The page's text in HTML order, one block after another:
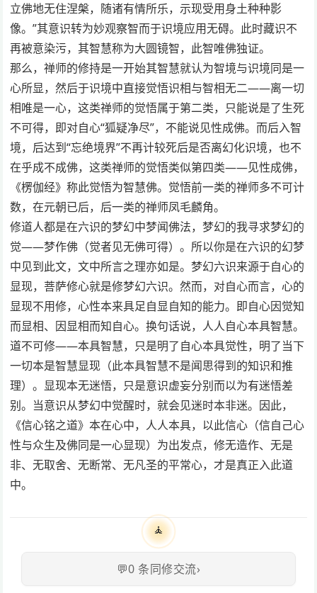
立佛地无住涅槃，随诸有情所乐，示现受用身土种种影
像。”其意识转为妙观察智而于识境应用无碍。此时藏识不
再被意染污，其智慧称为大圆镜智，此智唯佛独证。
那么，禅师的修持是一开始其智慧就认为智境与识境同是一
心所显，然后于识境中直接觉悟识相与智相无二——离一切
相唯是一心，这类禅师的觉悟属于第二类，只能说是了生死
不可得，即对自心“狐疑净尽”，不能说见性成佛。而后入智
境，后达到“忘绝境界”不再计较死后是否离幻化识境，也不
在乎成不成佛，这类禅师的觉悟类似第四类——见性成佛，
《楞伽经》称此觉悟为智慧佛。觉悟前一类的禅师多不可计
数，在元朝已后，后一类的禅师凤毛麟角。
修道人都是在六识的梦幻中梦闻佛法，梦幻的我寻求梦幻的
觉――梦作佛（觉者见无佛可得）。所以你是在六识的幻梦
中见到此文，文中所言之理亦如是。梦幻六识来源于自心的
显现，菩萨修心就是修梦幻六识。然而，对自心而言，心的
显现不用修，心性本来具足自显自知的能力。即自心因觉知
而显相、因显相而知自心。换句话说，人人自心本具智慧。
道不可修——本具智慧，只是明了自心本具觉性，明了当下
一切本是智慧显现（此本具智慧不是闻思得到的知识和推
理）。显现本无迷悟，只是意识虚妄分别而以为有迷悟差
别。当意识从梦幻中觉醒时，就会见迷时本非迷。因此，
《信心铭之道》本在心中，人人本具，以此信心（信自己心
性与众生及佛同是一心显现）为出发点，修无造作、无是
非、无取舍、无断常、无凡圣的平常心，才是真正入此道
中。
🧘
💬0 条同修交流›